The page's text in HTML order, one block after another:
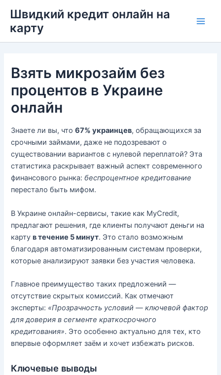
вмісту
Швидкий кредит онлайн на
карту
Взять микрозайм без
процентов в Украине
онлайн
Знаете ли вы, что67% украинцев, обращающихся за
срочными займами, даже не подозревают о
существовании вариантов с нулевой переплатой? Эта
статистика раскрывает важный аспект современного
финансового рынка:беспроцентное кредитование
перестало быть мифом.
В Украине онлайн-сервисы, такие как MyCredit,
предлагают решения, где клиенты получают деньги на
картув течение 5 минут. Это стало возможным
благодаря автоматизированным системам проверки,
которые анализируют заявки без участия человека.
Главное преимущество таких предложений —
отсутствие скрытых комиссий. Как отмечают
эксперты: «Прозрачность условий — ключевой фактор
для доверия в сегменте краткосрочного
кредитования». Это особенно актуально для тех, кто
впервые оформляет заём и хочет избежать рисков.
Ключевые выводы